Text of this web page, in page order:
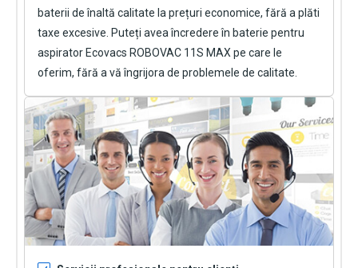
baterii de înaltă calitate la prețuri economice, fără a plăti
taxe excesive. Puteți avea încredere în baterie pentru
aspirator Ecovacs ROBOVAC 11S MAX pe care le
oferim, fără a vă îngrijora de problemele de calitate.